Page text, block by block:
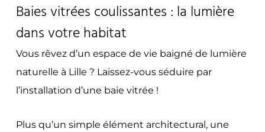
Baies vitrées coulissantes : la lumière
dans votre habitat
Vous rêvez d’un espace de vie baigné de lumière
naturelle à Lille ? Laissez-vous séduire par
l’installation d’une baie vitrée !
Plus qu’un simple élément architectural, une